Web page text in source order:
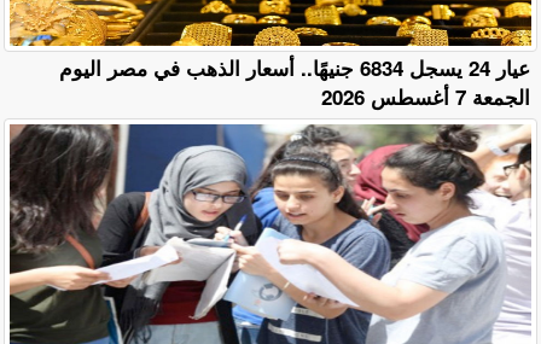
عيار 24 يسجل 6834 جنيهًا.. أسعار الذهب في مصر اليوم
الجمعة 7 أغسطس 2026